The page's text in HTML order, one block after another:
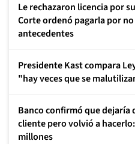
Le rechazaron licencia por
Corte ordenó pagarla por
antecedentes
Presidente Kast compara
"hay veces que se
Banco confirmó que dejaría
cliente pero volvió a
millones